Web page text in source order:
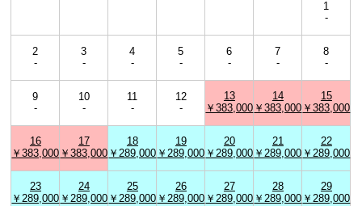
1
-
2
-
3
-
4
-
5
-
6
-
7
-
8
-
9
-
10
-
11
-
12
-
13
￥383,000
14
￥383,000
15
￥383,000
16
￥383,000
17
￥383,000
18
￥289,000
19
￥289,000
20
￥289,000
21
￥289,000
22
￥289,000
23
￥289,000
24
￥289,000
25
￥289,000
26
￥289,000
27
￥289,000
28
￥289,000
29
￥289,000